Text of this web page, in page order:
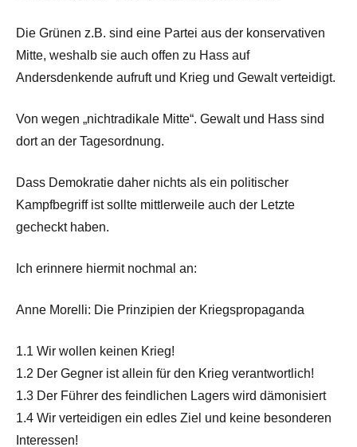
Die Grünen z.B. sind eine Partei aus der konservativen
Mitte, weshalb sie auch offen zu Hass auf
Andersdenkende aufruft und Krieg und Gewalt verteidigt.
Von wegen „nichtradikale Mitte“. Gewalt und Hass sind
dort an der Tagesordnung.
Dass Demokratie daher nichts als ein politischer
Kampfbegriff ist sollte mittlerweile auch der Letzte
gecheckt haben.
Ich erinnere hiermit nochmal an:
Anne Morelli: Die Prinzipien der Kriegspropaganda
1.1 Wir wollen keinen Krieg!
1.2 Der Gegner ist allein für den Krieg verantwortlich!
1.3 Der Führer des feindlichen Lagers wird dämonisiert
1.4 Wir verteidigen ein edles Ziel und keine besonderen
Interessen!